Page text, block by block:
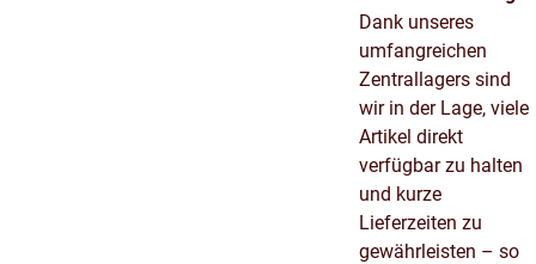
Dank unseres
umfangreichen
Zentrallagers sind
wir in der Lage, viele
Artikel direkt
verfügbar zu halten
und kurze
Lieferzeiten zu
gewährleisten – so